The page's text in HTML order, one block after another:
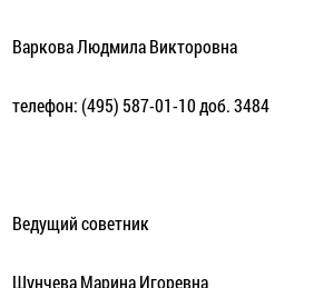
Варкова Людмила Викторовна
телефон: (495) 587-01-10 доб. 3484
Ведущий советник
Шунчева Марина Игоревна